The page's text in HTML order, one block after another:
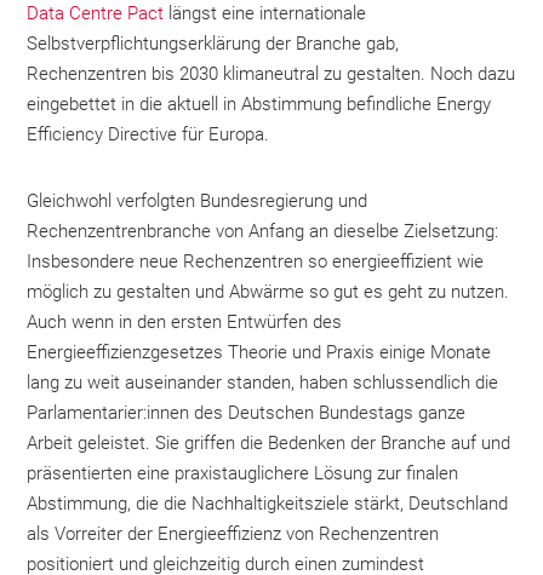
Data Centre Pact längst eine internationale
Selbstverpflichtungserklärung der Branche gab,
Rechenzentren bis 2030 klimaneutral zu gestalten. Noch dazu
eingebettet in die aktuell in Abstimmung befindliche Energy
Efficiency Directive für Europa.
Gleichwohl verfolgten Bundesregierung und
Rechenzentrenbranche von Anfang an dieselbe Zielsetzung:
Insbesondere neue Rechenzentren so energieeffizient wie
möglich zu gestalten und Abwärme so gut es geht zu nutzen.
Auch wenn in den ersten Entwürfen des
Energieeffizienzgesetzes Theorie und Praxis einige Monate
lang zu weit auseinander standen, haben schlussendlich die
Parlamentarier:innen des Deutschen Bundestags ganze
Arbeit geleistet. Sie griffen die Bedenken der Branche auf und
präsentierten eine praxistauglichere Lösung zur finalen
Abstimmung, die die Nachhaltigkeitsziele stärkt, Deutschland
als Vorreiter der Energieeffizienz von Rechenzentren
positioniert und gleichzeitig durch einen zumindest